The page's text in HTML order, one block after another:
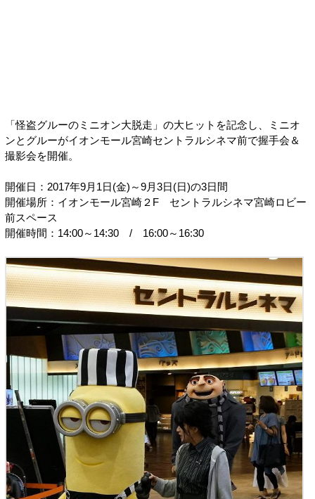
「怪盗グルーのミニオン大脱走」の大ヒットを記念し、ミニオ
ンとグルーがイオンモール宮崎セントラルシネマ前で握手会＆
撮影会を開催。
開催日：2017年9月1日(金)～9月3日(日)の3日間
開催場所：イオンモール宮崎２F セントラルシネマ宮崎ロビー
前スペース
開催時間：14:00～14:30 / 16:00～16:30